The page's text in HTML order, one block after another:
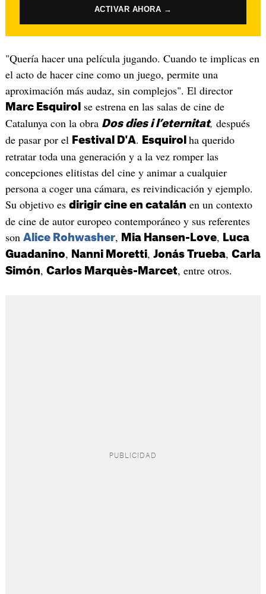
ACTIVAR AHORA →
"Quería hacer una película jugando. Cuando te implicas en
el acto de hacer cine como un juego, permite una
aproximación más audaz, sin complejos". El director
Marc Esquirol se estrena en las salas de cine de
Catalunya con la obra Dos dies i l’eternitat, después
de pasar por el Festival D'A. Esquirol ha querido
retratar toda una generación y a la vez romper las
concepciones elitistas del cine y animar a cualquier
persona a coger una cámara, es reivindicación y ejemplo.
Su objetivo es dirigir cine en catalán en un contexto
de cine de autor europeo contemporáneo y sus referentes
son Alice Rohwasher, Mia Hansen-Love, Luca
Guadanino, Nanni Moretti, Jonás Trueba, Carla
Simón, Carlos Marquès-Marcet, entre otros.